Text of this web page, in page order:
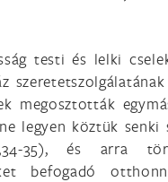
testi és lelki
megosztották
legyen köztük senki
35), és arra
befogadó